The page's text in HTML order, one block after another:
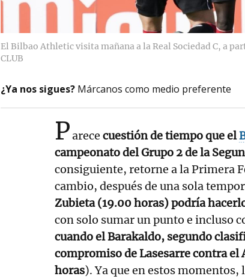
El Bilbao Athletic visita mañana a la Real Sociedad C, a
CLUB
¿Ya nos sigues? Márcanos como medio preferente
Parece cuestión de tiempo que el
campeonato del Grupo 2 de la
consiguiente, retorne a la Primera
cambio, después de una sola
Zubieta (19.00 horas) podría
con solo sumar un punto e incluso
cuando el Barakaldo, segundo
compromiso de Lasesarre contra el
horas). Ya que en estos